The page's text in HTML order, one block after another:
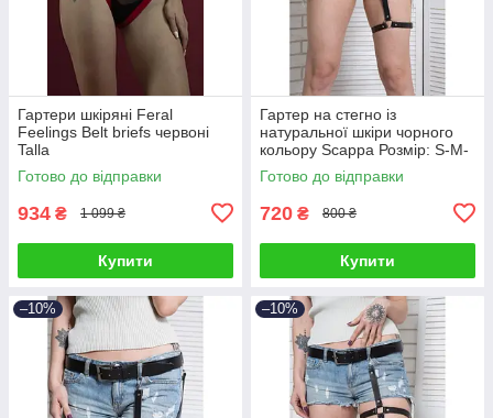
Гартери шкіряні Feral
Feelings Belt briefs червоні
Talla
Готово до відправки
934 ₴ 1 099 ₴
Купити
Гартер на стегно із
натуральної шкіри чорного
кольору Scappa Розмір: S-M-
L-XL Talla
Готово до відправки
720 ₴ 800 ₴
Купити
–10% –10%